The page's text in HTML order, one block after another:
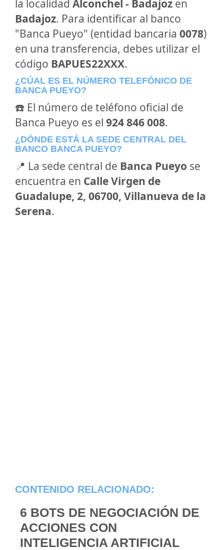
la localidad Alconchel - Badajoz en
Badajoz. Para identificar al banco
"Banca Pueyo" (entidad bancaria 0078)
en una transferencia, debes utilizar el
código BAPUES22XXX.
¿CÚAL ES EL NÚMERO TELEFÓNICO DE
BANCA PUEYO?
☎️ El número de teléfono oficial de
Banca Pueyo es el 924 846 008.
¿DÓNDE ESTÁ LA SEDE CENTRAL DEL
BANCO BANCA PUEYO?
📍 La sede central de Banca Pueyo se
encuentra en Calle Virgen de
Guadalupe, 2, 06700, Villanueva de la
Serena.
CONTENIDO RELACIONADO:
6 BOTS DE NEGOCIACIÓN DE
ACCIONES CON
INTELIGENCIA ARTIFICIAL